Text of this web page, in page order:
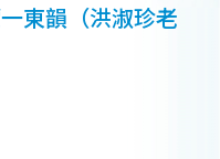
東韻（洪淑珍老